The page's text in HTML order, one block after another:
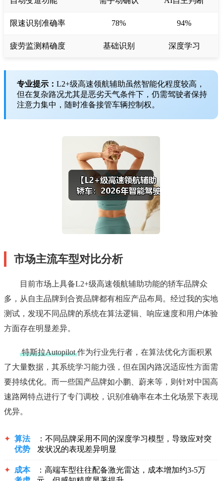
限速识别准确率 78% 94%
疲劳监测精确度 基础识别 深度学习
专业提示： L2+级高速领航辅助虽然智能化程度较高，
但在复杂路况尤其是恶劣天气条件下，仍需驾驶者保持
注意力集中，随时准备接管车辆控制权。
市场主流车型对比分析
目前市场上具备L2+级高速领航辅助功能的轿车品牌众
多，从自主品牌到合资品牌都有相应产品布局。经过我的实地
测试，发现不同品牌的系统在算法逻辑、响应速度和用户体验
方面存在明显差异。
特斯拉Autopilot 作为行业先行者，在算法优化方面积累
了大量数据，其系统学习能力强，但在国内路况适应性方面需
要持续优化。而一些国产品牌如小鹏、蔚来等，则针对中国高
速路网特点进行了专门调校，识别准确率在本土化场景下表现
优异。
✦ 算法
优势
：不同品牌采用不同的深度学习模型，导致应对突
发状况的表现差异明显
✦ 成本
：高端车型往往配备激光雷达，成本增加约3-5万